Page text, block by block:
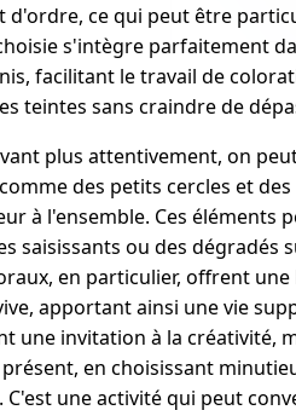
d'ordre, ce qui peut être
s'intègre parfaitement
facilitant le travail de
teintes sans craindre de
plus attentivement, on
des petits cercles et
à l'ensemble. Ces éléments
saisissants ou des dégradés
en particulier, offrent
apportant ainsi une vie
une invitation à la créativité,
en choisissant
C'est une activité qui peut